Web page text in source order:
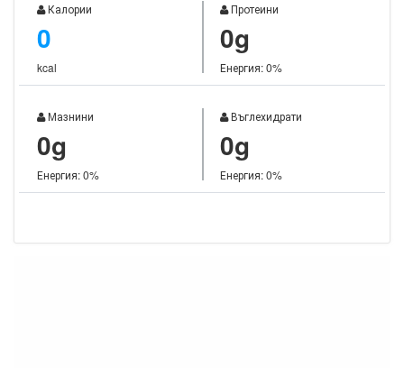
Калории
0
kcal
Протеини
0g
Енергия: 0%
Мазнини
0g
Енергия: 0%
Въглехидрати
0g
Енергия: 0%